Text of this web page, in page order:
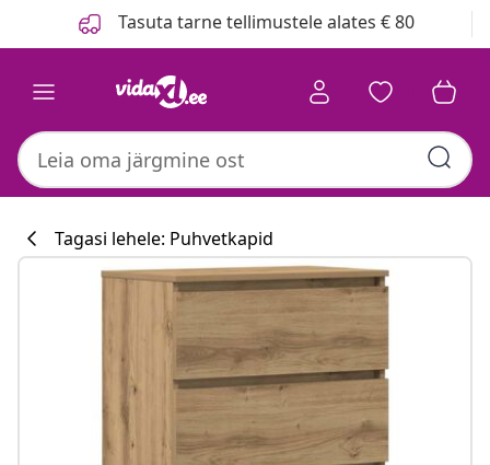
Tasuta tarne tellimustele alates € 80
#sharemevidaxl
Tagasi lehele: Puhvetkapid